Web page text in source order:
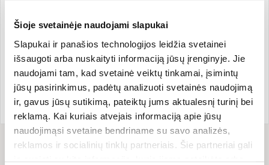
Šioje svetainėje naudojami slapukai
Slapukai ir panašios technologijos leidžia svetainei
išsaugoti arba nuskaityti informaciją jūsų įrenginyje. Jie
naudojami tam, kad svetainė veiktų tinkamai, įsimintų
jūsų pasirinkimus, padėtų analizuoti svetainės naudojimą
ir, gavus jūsų sutikimą, pateiktų jums aktualesnį turinį bei
reklamą. Kai kuriais atvejais informaciją apie jūsų
naudojimąsi svetaine bendriname su savo analizės,
reklamos ir socialinių tinklų partneriais. Šie partneriai gali
Производитель
Страна бренда:
Германия
GAR154
Код EAN:401563784029